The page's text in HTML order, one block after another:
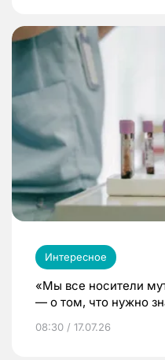
Интересное
«Мы все носители
— о том, что нужно
08:30 / 17.07.26